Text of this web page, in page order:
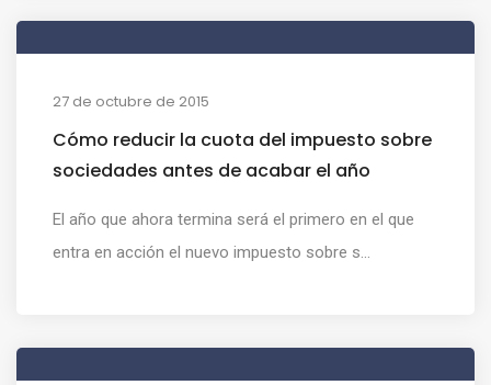
27 de octubre de 2015
Cómo reducir la cuota del impuesto sobre
sociedades antes de acabar el año
El año que ahora termina será el primero en el que
entra en acción el nuevo impuesto sobre s...